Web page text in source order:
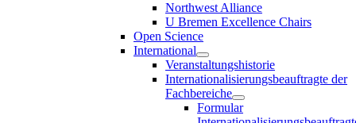
Northwest Alliance
U Bremen Excellence Chairs
Open Science
International
Veranstaltungshistorie
Internationalisierungsbeauftragte der
Fachbereiche
Formular